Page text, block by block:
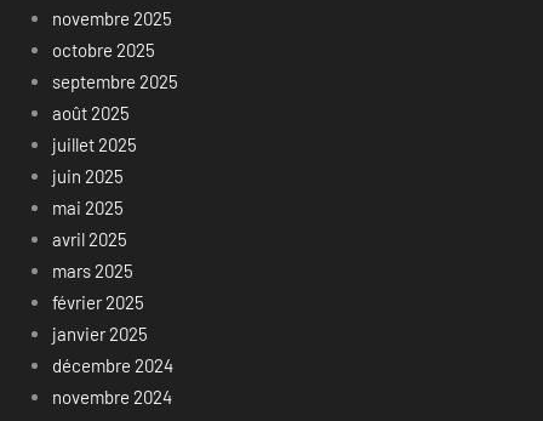
novembre 2025
octobre 2025
septembre 2025
août 2025
juillet 2025
juin 2025
mai 2025
avril 2025
mars 2025
février 2025
janvier 2025
décembre 2024
novembre 2024